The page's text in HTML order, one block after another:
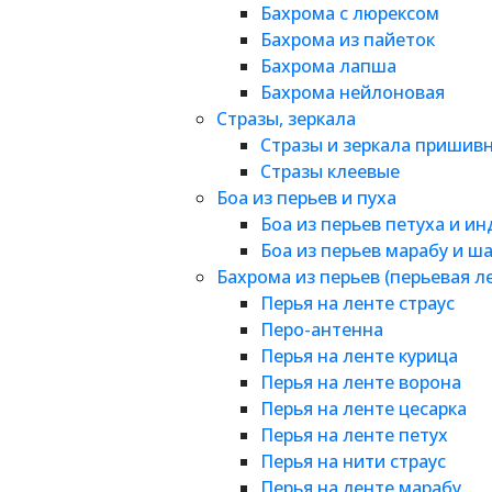
Бахрома с люрексом
Бахрома из пайеток
Бахрома лапша
Бахрома нейлоновая
Стразы, зеркала
Стразы и зеркала
Стразы клеевые
Боа из перьев и пуха
Боа из перьев петуха и
Боа из перьев марабу и
Бахрома из перьев (перьевая
Перья на ленте страус
Перо-антенна
Перья на ленте курица
Перья на ленте ворона
Перья на ленте цесарка
Перья на ленте петух
Перья на нити страус